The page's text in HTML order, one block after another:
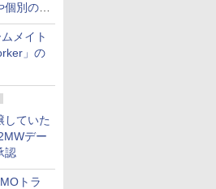
別の支
メイト
」の
していた
デー
認
トラ